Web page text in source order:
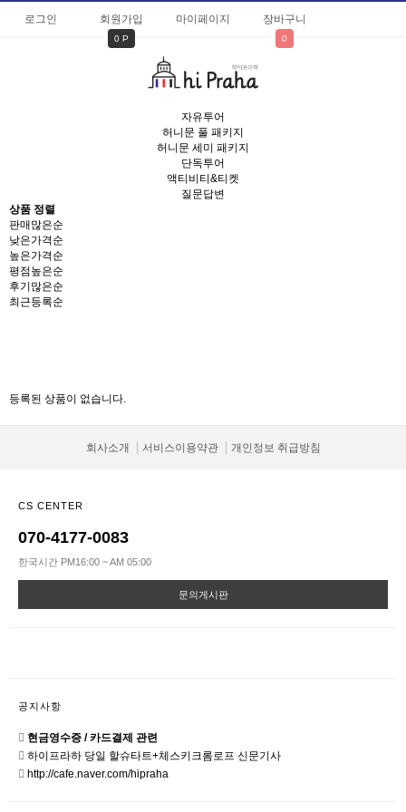
로그인 회원가입
0 P
마이페이지 장바구니
0
자유투어
허니문 풀 패키지
허니문 세미 패키지
단독투어
액티비티&티켓
질문답변
상품 정렬
판매많은순
낮은가격순
높은가격순
평점높은순
후기많은순
최근등록순
등록된 상품이 없습니다.
회사소개 서비스이용약관 개인정보 취급방침
CS CENTER
070-4177-0083
한국시간 PM16:00 ~ AM 05:00
문의게시판
공지사항
현금영수증 / 카드결제 관련
하이프라하 당일 할슈타트+체스키크롬로프 신문기사
http://cafe.naver.com/hipraha